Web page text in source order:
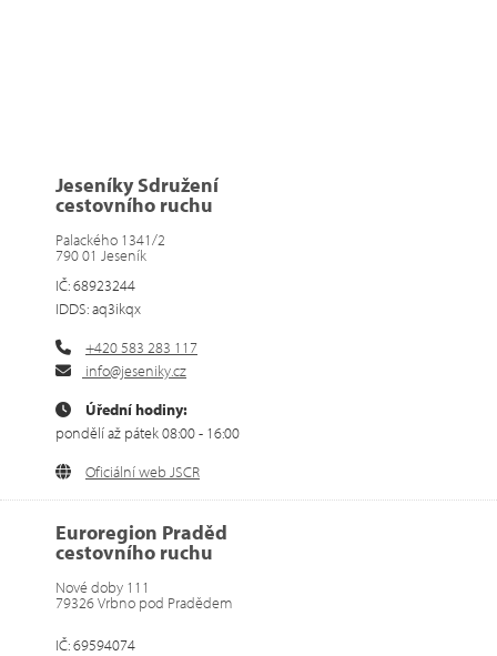
Jeseníky Sdružení
cestovního ruchu
Palackého 1341/2
790 01 Jeseník
IČ: 68923244
IDDS: aq3ikqx
+420 583 283 117
info@jeseniky.cz
Úřední hodiny:
pondělí až pátek 08:00 - 16:00
Oficiální web JSCR
Euroregion Praděd
cestovního ruchu
Nové doby 111
79326 Vrbno pod Pradědem
IČ: 69594074